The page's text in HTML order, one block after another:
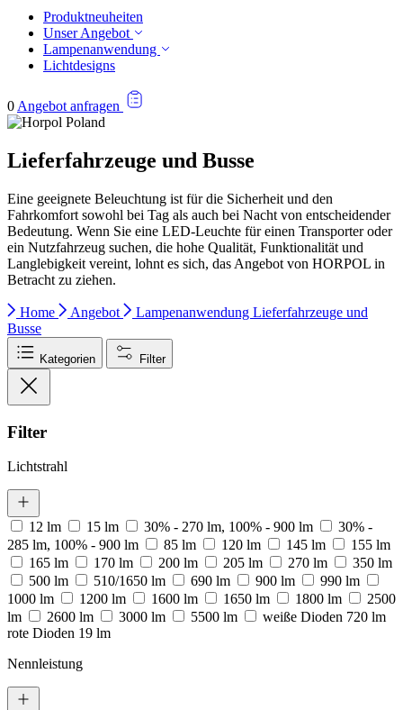
Produktneuheiten
Unser Angebot
Lampenanwendung
Lichtdesigns
0 Angebot anfragen
Lieferfahrzeuge und Busse
Eine geeignete Beleuchtung ist für die Sicherheit und den
Fahrkomfort sowohl bei Tag als auch bei Nacht von entscheidender
Bedeutung. Wenn Sie eine LED-Leuchte für einen Transporter oder
ein Nutzfahrzeug suchen, die hohe Qualität, Funktionalität und
Langlebigkeit vereint, lohnt es sich, das Angebot von HORPOL in
Betracht zu ziehen.
Home Angebot Lampenanwendung Lieferfahrzeuge und
Busse
Kategorien Filter
Filter
Lichtstrahl
12 lm 15 lm 30% - 270 lm, 100% - 900 lm
30% -
285 lm, 100% - 900 lm
85 lm 120 lm 145 lm
155 lm
165 lm
170 lm 200 lm 205 lm 270 lm
350 lm
500 lm
510/1650 lm 690 lm 900 lm
990 lm
1000 lm
1200 lm 1600 lm 1650 lm 1800 lm
2500
lm
2600 lm 3000 lm 5500 lm
weiße Dioden 720 lm
rote Dioden 19 lm
Nennleistung